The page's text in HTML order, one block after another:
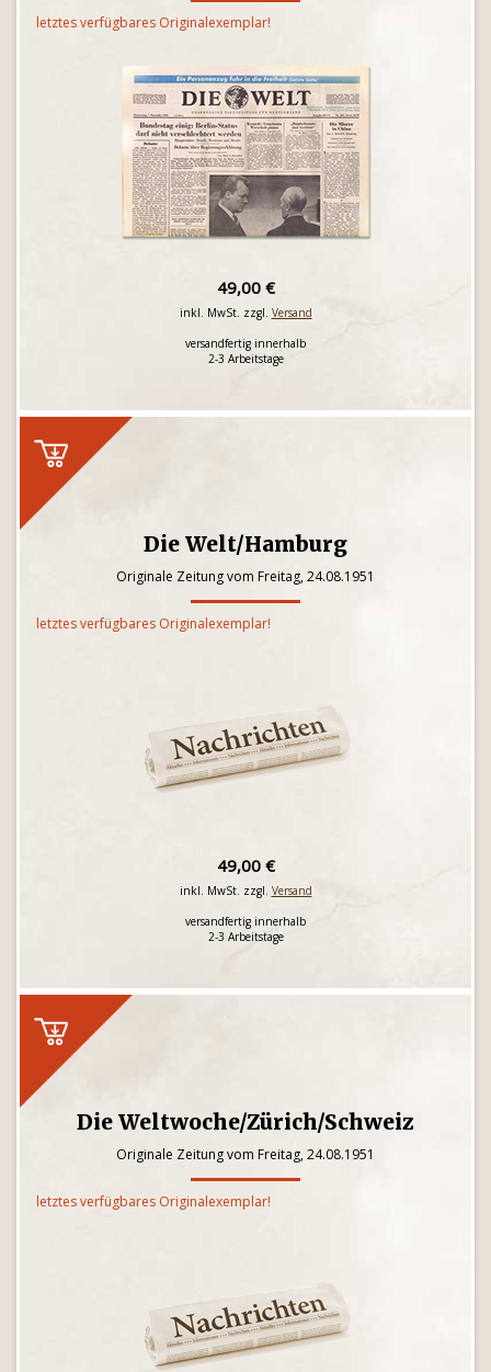
letztes verfügbares Originalexemplar!
49,00 €
inkl. MwSt. zzgl. Versand
versandfertig innerhalb
2-3 Arbeitstage
Die Welt/Hamburg
Originale Zeitung vom Freitag, 24.08.1951
letztes verfügbares Originalexemplar!
49,00 €
inkl. MwSt. zzgl. Versand
versandfertig innerhalb
2-3 Arbeitstage
Die Weltwoche/Zürich/Schweiz
Originale Zeitung vom Freitag, 24.08.1951
letztes verfügbares Originalexemplar!